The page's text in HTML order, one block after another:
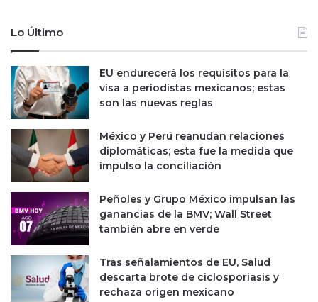
Lo Último
EU endurecerá los requisitos para la
visa a periodistas mexicanos; estas
son las nuevas reglas
México y Perú reanudan relaciones
diplomáticas; esta fue la medida que
impulso la conciliación
Peñoles y Grupo México impulsan las
ganancias de la BMV; Wall Street
también abre en verde
Tras señalamientos de EU, Salud
descarta brote de ciclosporiasis y
rechaza origen mexicano